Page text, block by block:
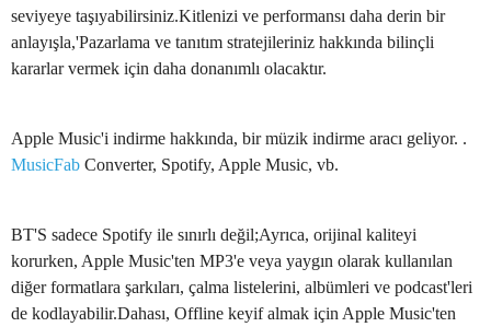
seviyeye taşıyabilirsiniz.Kitlenizi ve performansı daha derin bir
anlayışla,'Pazarlama ve tanıtım stratejileriniz hakkında bilinçli
kararlar vermek için daha donanımlı olacaktır.
Apple Music'i indirme hakkında, bir müzik indirme aracı geliyor. .
MusicFab Converter, Spotify, Apple Music, vb.
BT'S sadece Spotify ile sınırlı değil;Ayrıca, orijinal kaliteyi
korurken, Apple Music'ten MP3'e veya yaygın olarak kullanılan
diğer formatlara şarkıları, çalma listelerini, albümleri ve podcast'leri
de kodlayabilir.Dahası, Offline keyif almak için Apple Music'ten